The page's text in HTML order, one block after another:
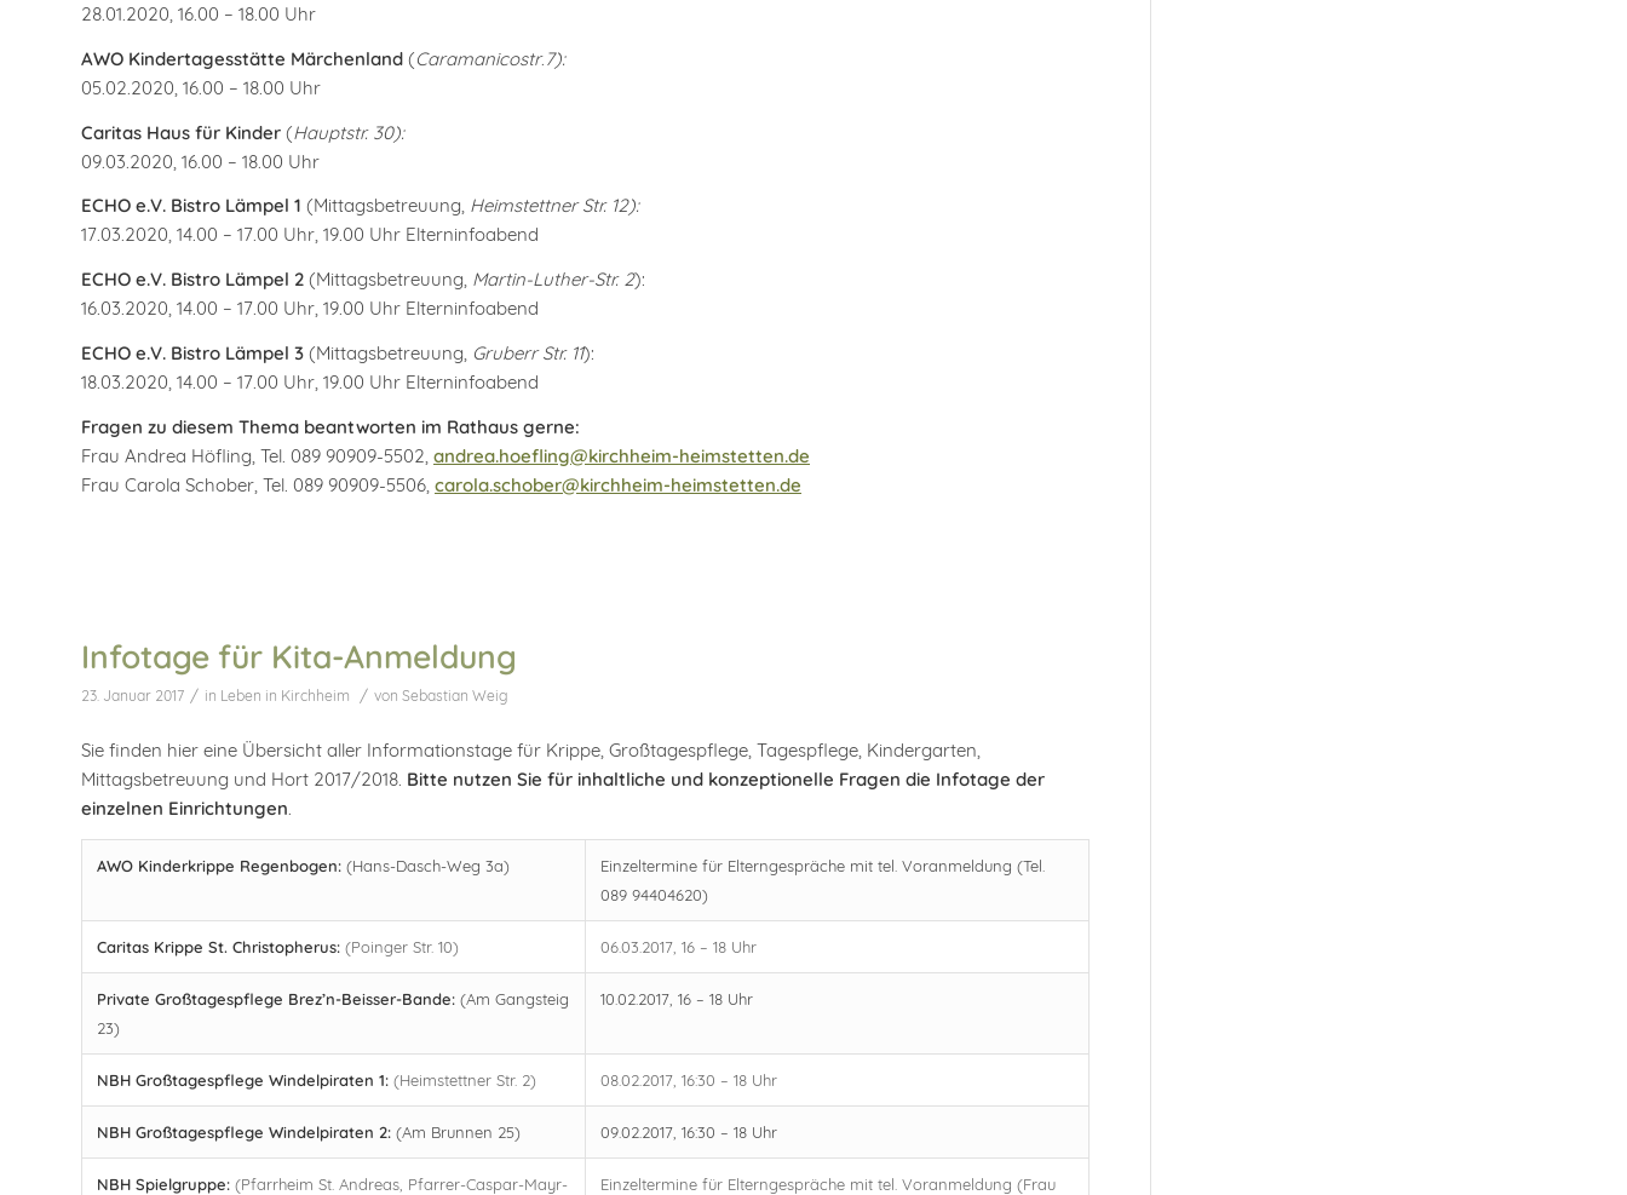
28.01.2020, 16.00 – 18.00 Uhr
AWO Kindertagesstätte Märchenland (Caramanicostr. 7):
05.02.2020, 16.00 – 18.00 Uhr
Caritas Haus für Kinder (Hauptstr. 30):
09.03.2020, 16.00 – 18.00 Uhr
ECHO e.V. Bistro Lämpel 1 (Mittagsbetreuung, Heimstettner Str. 12):
17.03.2020, 14.00 – 17.00 Uhr, 19.00 Uhr Elterninfoabend
ECHO e.V. Bistro Lämpel 2 (Mittagsbetreuung, Martin-Luther-Str. 2):
16.03.2020, 14.00 – 17.00 Uhr, 19.00 Uhr Elterninfoabend
ECHO e.V. Bistro Lämpel 3 (Mittagsbetreuung, Gruberr Str. 11):
18.03.2020, 14.00 – 17.00 Uhr, 19.00 Uhr Elterninfoabend
Fragen zu diesem Thema beantworten im Rathaus gerne:
Frau Andrea Höfling, Tel. 089 90909-5502, andrea.hoefling@kirchheim-heimstetten.de
Frau Carola Schober, Tel. 089 90909-5506, carola.schober@kirchheim-heimstetten.de
Infotage für Kita-Anmeldung
23. Januar 2017 / in Leben in Kirchheim / von Sebastian Weig
Sie finden hier eine Übersicht aller Informationstage für Krippe, Großtagespflege, Tagespflege, Kindergarten,
Mittagsbetreuung und Hort 2017/2018. Bitte nutzen Sie für inhaltliche und konzeptionelle Fragen die Infotage der
einzelnen Einrichtungen.
AWO Kinderkrippe Regenbogen: (Hans-Dasch-Weg 3a)
Einzeltermine für Elterngespräche mit tel. Voranmeldung (Tel.
089 94404620)
Caritas Krippe St. Christopherus: (Poinger Str. 10) 06.03.2017, 16 – 18 Uhr
Private Großtagespflege Brez’n-Beisser-Bande: (Am Gangsteig
23)
10.02.2017, 16 – 18 Uhr
NBH Großtagespflege Windelpiraten 1: (Heimstettner Str. 2) 08.02.2017, 16:30 – 18 Uhr
NBH Großtagespflege Windelpiraten 2: (Am Brunnen 25) 09.02.2017, 16:30 – 18 Uhr
NBH Spielgruppe: (Pfarrheim St. Andreas, Pfarrer-Caspar-Mayr-
Einzeltermine für Elterngespräche mit tel. Voranmeldung (Frau